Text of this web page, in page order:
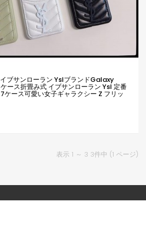
ブサンローラン YslブランドGalaxy
ース折畳み式 イブサンローラン Ysl 定番
ース可愛い女子ギャラクシー Z フリッ
バー 落下防止
表示 1 ～ 3 3件中 (1 ページ)